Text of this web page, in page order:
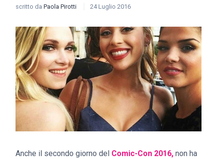
scritto da Paola Pirotti 24 Luglio 2016
Anche il secondo giorno del Comic-Con 2016, non ha